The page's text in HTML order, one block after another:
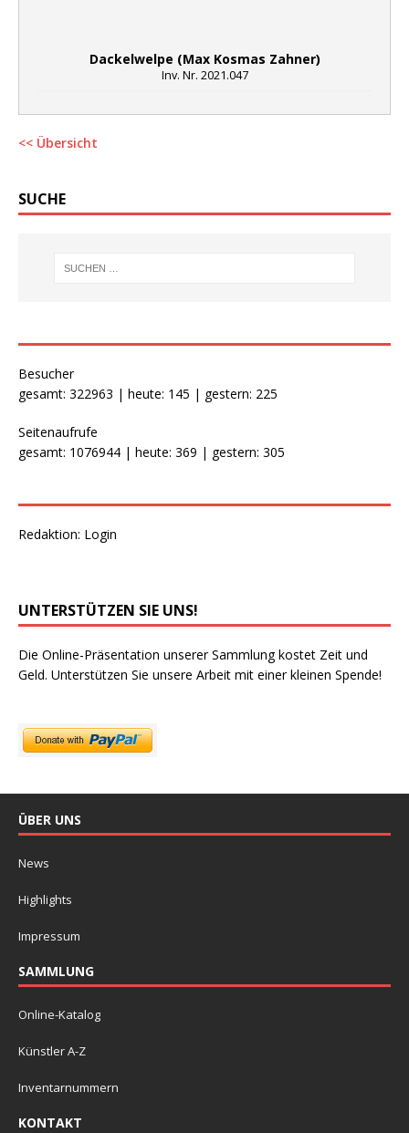
Dackelwelpe (Max Kosmas Zahner)
Inv. Nr. 2021.047
<< Übersicht
SUCHE
Besucher
gesamt: 322963 | heute: 145 | gestern: 225
Seitenaufrufe
gesamt: 1076944 | heute: 369 | gestern: 305
Redaktion: Login
UNTERSTÜTZEN SIE UNS!
Die Online-Präsentation unserer Sammlung kostet Zeit und
Geld. Unterstützen Sie unsere Arbeit mit einer kleinen Spende!
ÜBER UNS
News
Highlights
Impressum
SAMMLUNG
Online-Katalog
Künstler A-Z
Inventarnummern
KONTAKT